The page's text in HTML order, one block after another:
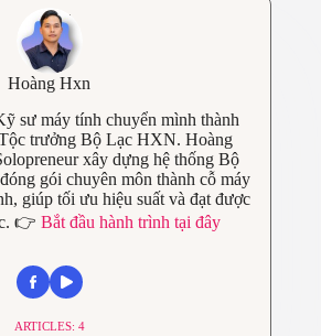
Hoàng Hxn
sư máy tính chuyển mình thành
trưởng Bộ Lạc HXN. Hoàng
xây dựng hệ thống Bộ
gói chuyên môn thành cỗ máy
giúp tối ưu hiệu suất và đạt được
👉 Bắt đầu hành trình tại đây
ARTICLES: 4